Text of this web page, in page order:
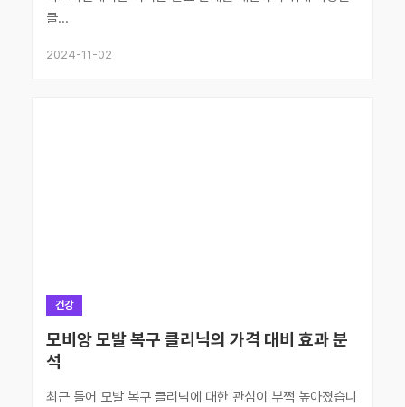
클...
2024-11-02
건강
모비앙 모발 복구 클리닉의 가격 대비 효과 분
석
최근 들어 모발 복구 클리닉에 대한 관심이 부쩍 높아졌습니